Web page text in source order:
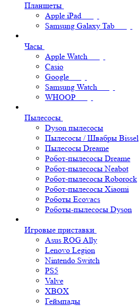
Планшеты
Apple iPad
Samsung Galaxy Tab
Часы
Apple Watch
Casio
Google
Samsung Watch
WHOOP
Пылесосы
Dyson пылесосы
Пылесосы / Швабры Bissel
Пылесосы Dreame
Робот-пылесосы Dreame
Робот-пылесосы Neabot
Робот-пылесосы Roborock
Робот-пылесосы Xiaomi
Роботы Ecovacs
Роботы-пылесосы Dyson
Игровые приставки
Asus ROG Ally
Lenovo Legion
Nintendo Switch
PS5
Valve
XBOX
Геймпады